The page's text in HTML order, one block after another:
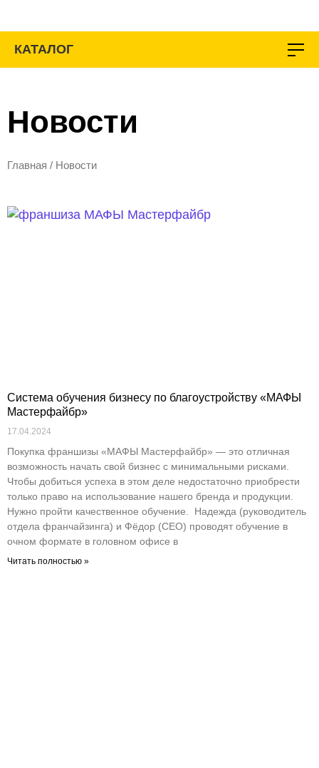
содержимому
КАТАЛОГ
Новости
Главная / Новости
Система обучения бизнесу по благоустройству «МАФЫ
Мастерфайбр»
17.04.2024
Покупка франшизы «МАФЫ Мастерфайбр» — это отличная
возможность начать свой бизнес с минимальными рисками.
Чтобы добиться успеха в этом деле недостаточно приобрести
только право на использование нашего бренда и продукции.
Нужно пройти качественное обучение. Надежда (руководитель
отдела франчайзинга) и Фёдор (CEO) проводят обучение в
очном формате в головном офисе в
Читать полностью »